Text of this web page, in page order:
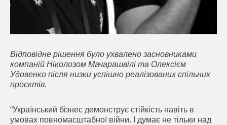
Відповідне рішення було ухвалено засновниками
компаній Ніколозом Мачарашвілі та Олексієм
Удовенко після низки успішно реалізованих спільних
проєктів.
“Український бізнес демонструє стійкість навіть в
умовах повномасштабної війни. І думає не тільки над